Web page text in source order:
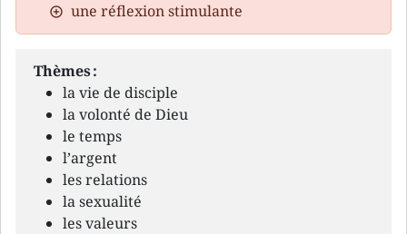
une réflexion stimulante
Thèmes :
la vie de disciple
la volonté de Dieu
le temps
l’argent
les relations
la sexualité
les valeurs